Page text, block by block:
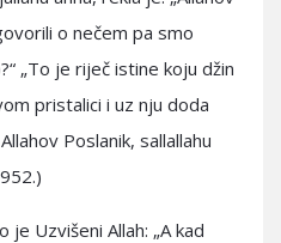
o nečem pa smo
„To je riječ istine koju džin
pristalici i uz nju doda
Poslanik, sallallahu
je Uzvišeni Allah: „A kad